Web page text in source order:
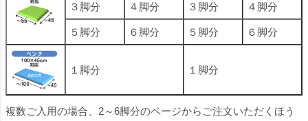
３脚分 ４脚分 ３脚分 ４脚分
５脚分 ６脚分 ５脚分 ６脚分
１脚分 １脚分
複数ご入用の場合、2～6脚分のページからご注文いただくほう